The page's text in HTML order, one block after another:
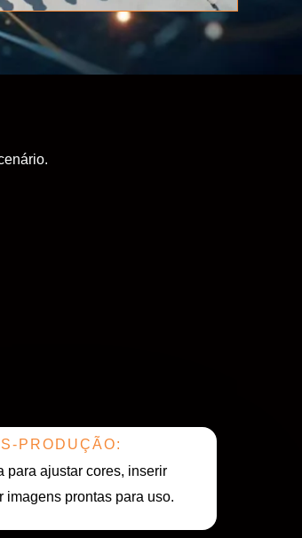
PRODUÇÃO:
para ajustar cores, inserir
imagens prontas para uso.